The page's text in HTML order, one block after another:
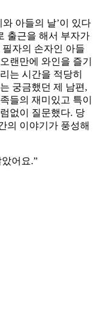
아들의 날’이 있다
출근을 해서 부자가
자의 손자인 아들
랜만에 와인을 즐기
는 시간을 적당히
궁금했던 제 남편,
들의 재미있고 특이
없이 질문했다. 당
의 이야기가 풍성해
어요.”